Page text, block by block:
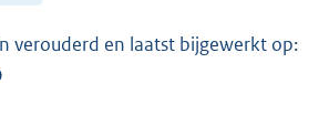
verouderd en laatst bijgewerkt op: